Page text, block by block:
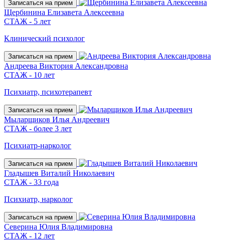
Записаться на прием
Щербинина Елизавета Алексеевна
СТАЖ - 5 лет
Клинический психолог
Записаться на прием
Андреева Виктория Александровна
СТАЖ - 10 лет
Психиатр, психотерапевт
Записаться на прием
Мыларщиков Илья Андреевич
СТАЖ - более 3 лет
Психиатр-нарколог
Записаться на прием
Гладышев Виталий Николаевич
СТАЖ - 33 года
Психиатр, нарколог
Записаться на прием
Северина Юлия Владимировна
СТАЖ - 12 лет